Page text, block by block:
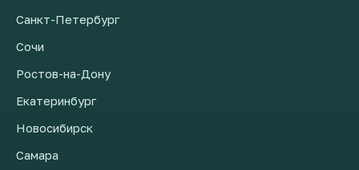
Санкт-Петербург
Сочи
Ростов-на-Дону
Екатеринбург
Новосибирск
Самара